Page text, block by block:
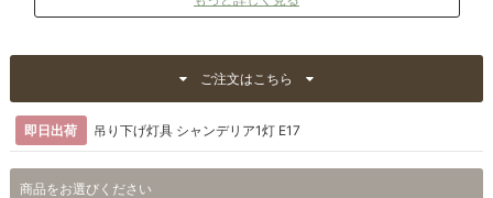
ご注文はこちら
即日出荷 吊り下げ灯具 シャンデリア1灯 E17
商品をお選びください